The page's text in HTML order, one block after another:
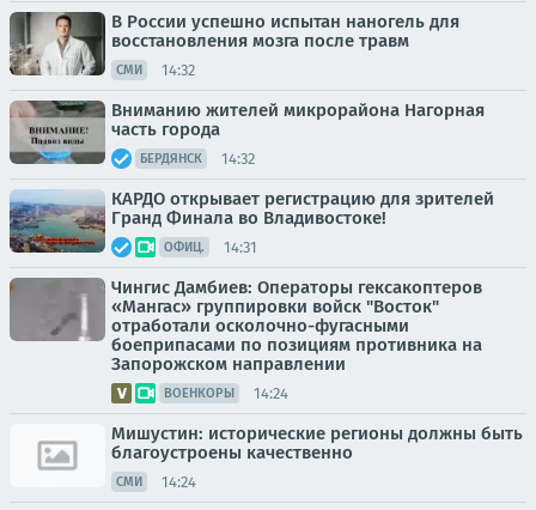
В России успешно испытан наногель для
восстановления мозга после травм
СМИ 14:32
Вниманию жителей микрорайона Нагорная
часть города
БЕРДЯНСК 14:32
КАРДО открывает регистрацию для зрителей
Гранд Финала во Владивостоке!
ОФИЦ. 14:31
Чингис Дамбиев: Операторы гексакоптеров
«Мангас» группировки войск "Восток"
отработали осколочно-фугасными
боеприпасами по позициям противника на
Запорожском направлении
ВОЕНКОРЫ 14:24
Мишустин: исторические регионы должны быть
благоустроены качественно
СМИ 14:24